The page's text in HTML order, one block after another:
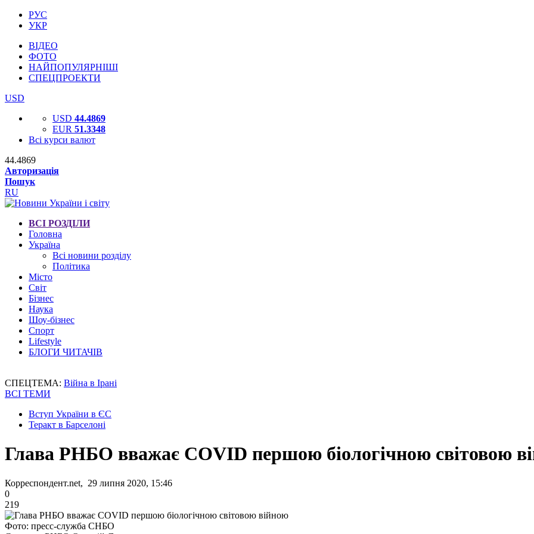
РУС
УКР
ВІДЕО
ФОТО
НАЙПОПУЛЯРНІШІ
СПЕЦПРОЕКТИ
USD
USD 44.4869
EUR 51.3348
Всі курси валют
44.4869
Авторизація
Пошук
RU
ВСІ РОЗДІЛИ
Головна
Україна
Всі новини розділу
Політика
Місто
Світ
Бізнес
Наука
Шоу-бізнес
Спорт
Lifestyle
БЛОГИ ЧИТАЧІВ
СПЕЦТЕМА: Війна в Ірані
ВСІ ТЕМИ
Вступ України в ЄС
Теракт в Барселоні
Глава РНБО вважає COVID першою біологічною світовою
Корреспондент.net, 29 липня 2020, 15:46
0
219
Фото: пресс-служба СНБО